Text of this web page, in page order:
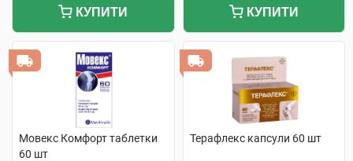
КУПИТИ КУПИТИ
Мовекс Комфорт таблетки
60 шт
Терафлекс капсули 60 шт